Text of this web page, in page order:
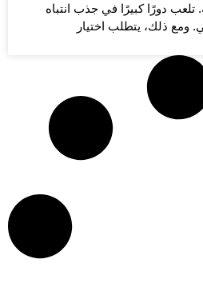
تلعب دورًا كبيرًا في جذب انتباه
ومع ذلك، يتطلب اختيار